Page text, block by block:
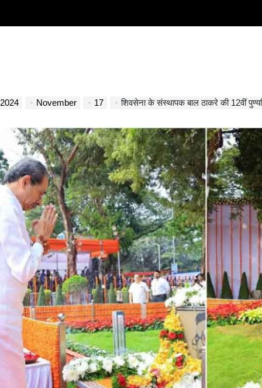
2024 November 17 शिवसेना के संस्थापक बाल ठाकरे की 12वीं